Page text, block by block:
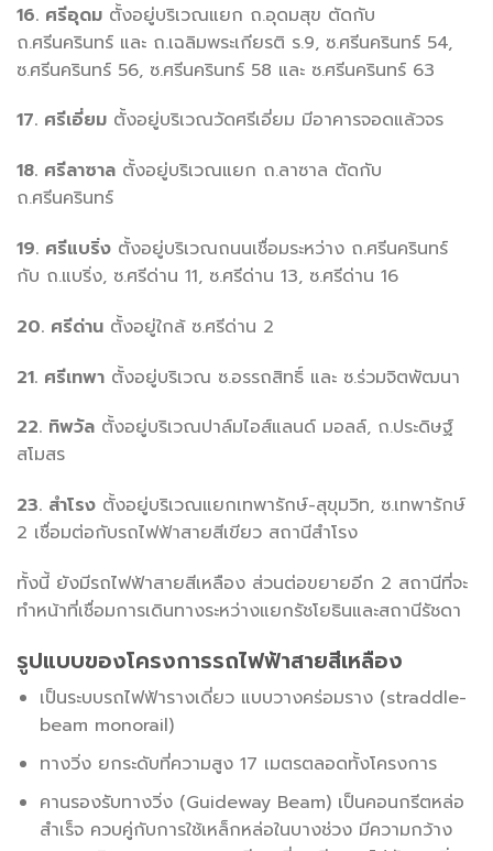
16. ศรีอุดม ตั้งอยู่บริเวณแยก ถ.อุดมสุข ตัดกับ
ถ.ศรีนครินทร์ และ ถ.เฉลิมพระเกียรติ ร.9, ซ.ศรีนครินทร์ 54,
ซ.ศรีนครินทร์ 56, ซ.ศรีนครินทร์ 58 และ ซ.ศรีนครินทร์ 63
17. ศรีเอี่ยม ตั้งอยู่บริเวณวัดศรีเอี่ยม มีอาคารจอดแล้วจร
18. ศรีลาซาล ตั้งอยู่บริเวณแยก ถ.ลาซาล ตัดกับ
ถ.ศรีนครินทร์
19. ศรีแบริ่ง ตั้งอยู่บริเวณถนนเชื่อมระหว่าง ถ.ศรีนครินทร์
กับ ถ.แบริ่ง, ซ.ศรีด่าน 11, ซ.ศรีด่าน 13, ซ.ศรีด่าน 16
20. ศรีด่าน ตั้งอยู่ใกล้ ซ.ศรีด่าน 2
21. ศรีเทพา ตั้งอยู่บริเวณ ซ.อรรถสิทธิ์ และ ซ.ร่วมจิตพัฒนา
22. ทิพวัล ตั้งอยู่บริเวณปาล์มไอส์แลนด์ มอลล์, ถ.ประดิษฐ์
สโมสร
23. สำโรง ตั้งอยู่บริเวณแยกเทพารักษ์-สุขุมวิท, ซ.เทพารักษ์
2 เชื่อมต่อกับรถไฟฟ้าสายสีเขียว สถานีสำโรง
ทั้งนี้ ยังมีรถไฟฟ้าสายสีเหลือง ส่วนต่อขยายอีก 2 สถานีที่จะ
ทำหน้าที่เชื่อมการเดินทางระหว่างแยกรัชโยธินและสถานีรัชดา
รูปแบบของโครงการรถไฟฟ้าสายสีเหลือง
เป็นระบบรถไฟฟ้ารางเดี่ยว แบบวางคร่อมราง (straddle-
beam monorail)
ทางวิ่ง ยกระดับที่ความสูง 17 เมตรตลอดทั้งโครงการ
คานรองรับทางวิ่ง (Guideway Beam) เป็นคอนกรีตหล่อ
สำเร็จ ควบคู่กับการใช้เหล็กหล่อในบางช่วง มีความกว้าง